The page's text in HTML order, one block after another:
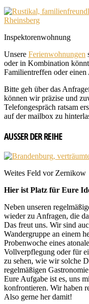
Inspektorenwohnung
Unsere Ferienwohnungen
oder in Kombination
Familientreffen oder
Bitte geh über das
können wir präzise und
Telefongespräch ratsam
auf der mailbox zu
AUSSER DER REIHE
Weites Feld vor Zernikow
Hier ist Platz für Eure
Neben unseren
wieder zu Anfragen, die
Das freut uns. Wir sind
Wandergruppe an einem
Probenwoche eines
Vollverpflegung oder für
zu sehen, wie wir solche
regelmäßigen
Eure Aufgabe ist es, uns
konfrontieren. Wir haben
Also gerne her damit!